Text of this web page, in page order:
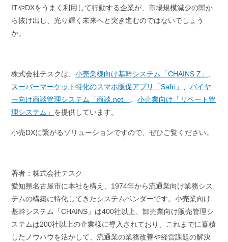
ITやDXをうまく利用して行動する企業が、市場規模減少の闇か
ら抜け出し、光り輝く未来へと突き進むのではないでしょう
か。
株式会社テスクは、小売業様向け基幹システム「CHAINS Z」
スーパーマーケット特化のスマホ販促アプリ「Safri」
、バイヤ
ー向け商談管理システム「商談.net」
、小売業向け「リベート管
理システム」 を提供しています。
小売DXに繋がるソリューションですので、ぜひご覧ください。
著者：株式会社テスク
愛知県名古屋市に本社を構え、 1974年から流通業向け業務シス
テムの構築に特化してきたシステムベンダーです。小売業向け
基幹システム「CHAINS 」は400社以上、卸売業向け販売管理シ
ステムは200社以上の企業様に導入されており、これまでに蓄積
したノウハウを活かして、流通業の業務改善や経営課題の解決